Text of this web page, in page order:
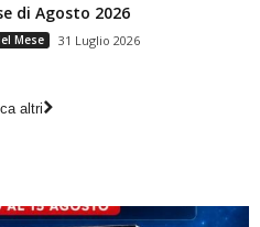
di Agosto 2026
Mese 31 Luglio 2026
altri